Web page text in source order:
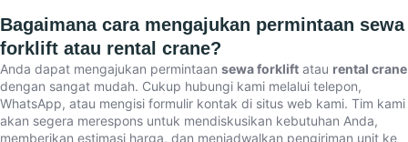
Bagaimana cara mengajukan permintaan sewa
forklift atau rental crane?
Anda dapat mengajukan permintaan sewa forklift atau rental crane
dengan sangat mudah. Cukup hubungi kami melalui telepon,
WhatsApp, atau mengisi formulir kontak di situs web kami. Tim kami
akan segera merespons untuk mendiskusikan kebutuhan Anda,
memberikan estimasi harga, dan menjadwalkan pengiriman unit ke